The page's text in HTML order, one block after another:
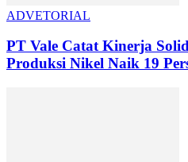
ADVETORIAL
PT Vale Catat Kinerja
Produksi Nikel Naik 19